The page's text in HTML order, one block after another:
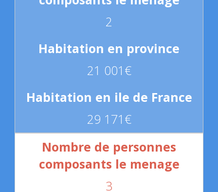
2
21 001€
29 171€
3